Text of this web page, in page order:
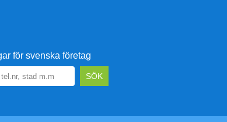
för svenska företag